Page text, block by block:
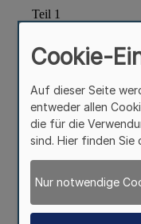
Cookie-
Auf dieser Seite
entweder allen
die für die
sind. Hier finden Sie
Nur notwendige